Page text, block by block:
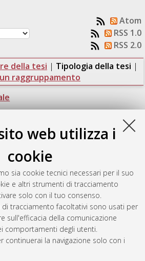
web utilizza i
cookie
sia cookie tecnici necessari per il suo
e altri strumenti di tracciamento
solo con il tuo consenso.
tracciamento facoltativi sono usati per
sull'efficacia della comunicazione
comportamenti degli utenti.
continuerai la navigazione solo con i
Atom
RSS 1.0
RSS 2.0
della tesi | Tipologia della tesi |
raggruppamento
Latency Evaluation in 5G Industrial
Università di Bologna, Corso di
engineering [LM-DM270]
disponibile
ilFri Aug 7 17:01:01 2026 CEST